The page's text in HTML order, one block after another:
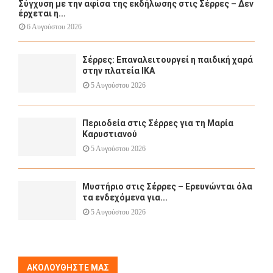
Σύγχυση με την αφίσα της εκδήλωσης στις Σέρρες – Δεν
έρχεται η...
6 Αυγούστου 2026
Σέρρες: Επαναλειτουργεί η παιδική χαρά
στην πλατεία ΙΚΑ
5 Αυγούστου 2026
Περιοδεία στις Σέρρες για τη Μαρία
Καρυστιανού
5 Αυγούστου 2026
Μυστήριο στις Σέρρες – Ερευνώνται όλα
τα ενδεχόμενα για...
5 Αυγούστου 2026
ΑΚΟΛΟΥΘΉΣΤΕ ΜΑΣ